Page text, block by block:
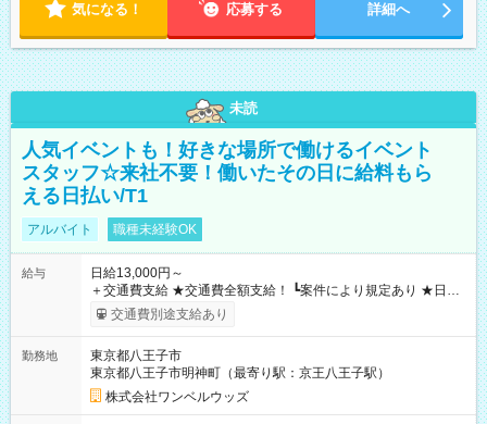
気になる！ 応募する 詳細へ
未読
人気イベントも！好きな場所で働けるイベント
スタッフ☆来社不要！働いたその日に給料もら
える日払い/T1
アルバイト 職種未経験OK
給与
日給13,000円～
＋交通費支給 ★交通費全額支給！ ┗案件により規定あり ★日払
いOK！（規定あり） ┗働いたその日に現金GET♪ お仕事後はコ
ンビニATMから 日払い分を引き落とせます！ 【試用期間】試
交通費別途支給あり
勤務地
東京都八王子市
東京都八王子市明神町（最寄り駅：京王八王子駅）
株式会社ワンベルウッズ